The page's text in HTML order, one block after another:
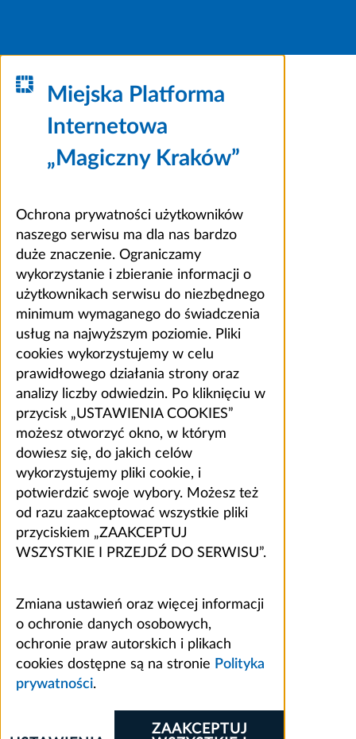
Miejska Platforma
Internetowa
„Magiczny Kraków”
Ochrona prywatności użytkowników
naszego serwisu ma dla nas bardzo
duże znaczenie. Ograniczamy
wykorzystanie i zbieranie informacji o
użytkownikach serwisu do niezbędnego
minimum wymaganego do świadczenia
usług na najwyższym poziomie. Pliki
cookies wykorzystujemy w celu
prawidłowego działania strony oraz
analizy liczby odwiedzin. Po kliknięciu w
przycisk „USTAWIENIA COOKIES”
możesz otworzyć okno, w którym
dowiesz się, do jakich celów
wykorzystujemy pliki cookie, i
potwierdzić swoje wybory. Możesz też
od razu zaakceptować wszystkie pliki
przyciskiem „ZAAKCEPTUJ
WSZYSTKIE I PRZEJDŹ DO SERWISU”.
Zmiana ustawień oraz więcej informacji
o ochronie danych osobowych,
ochronie praw autorskich i plikach
cookies dostępne są na stronie Polityka
prywatności.
ZAAKCEPTUJ